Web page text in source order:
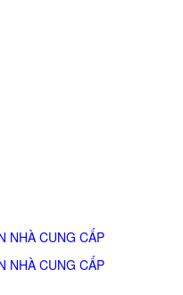
NHÀ CUNG CẤP
NHÀ CUNG CẤP